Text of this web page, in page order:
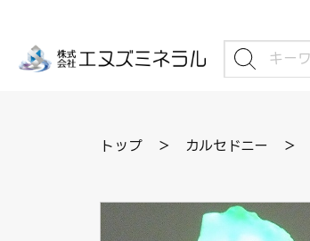
トップ ＞ カルセドニー ＞